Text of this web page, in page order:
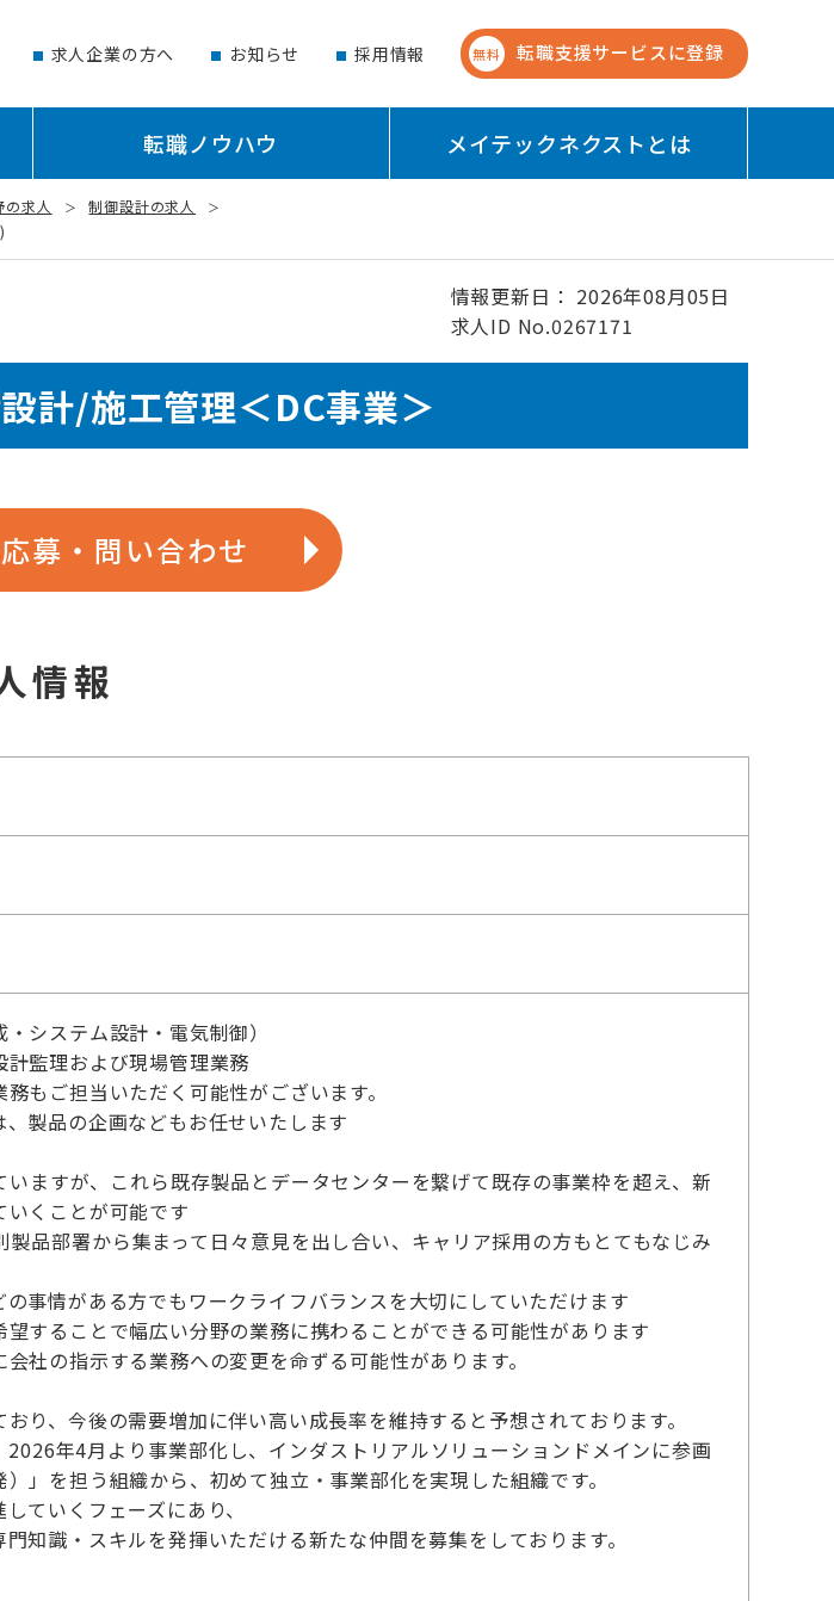
求人企業の方へ お知らせ 採用情報 無料 転職支援サービスに登録
転職ノウハウ メイテックネクストとは
求人
制御設計の求人
情報更新日： 2026年08月05日
求人ID No.0267171
計/施工管理＜DC事業＞
募・問い合わせ
情報
システム設計・電気制御）
監理および現場管理業務
もご担当いただく可能性がございます。
製品の企画などもお任せいたします
ますが、これら既存製品とデータセンターを繋げて既存の事業枠を超え、新
くことが可能です
品部署から集まって日々意見を出し合い、キャリア採用の方もとてもなじみ
事情がある方でもワークライフバランスを大切にしていただけます
することで幅広い分野の業務に携わることができる可能性があります
社の指示する業務への変更を命ずる可能性があります。
り、今後の需要増加に伴い高い成長率を維持すると予想されております。
年4月より事業部化し、インダストリアルソリューションドメインに参画
」を担う組織から、初めて独立・事業部化を実現した組織です。
ていくフェーズにあり、
知識・スキルを発揮いただける新たな仲間を募集をしております。